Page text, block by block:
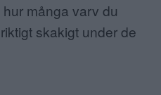
många varv du
skakigt under de